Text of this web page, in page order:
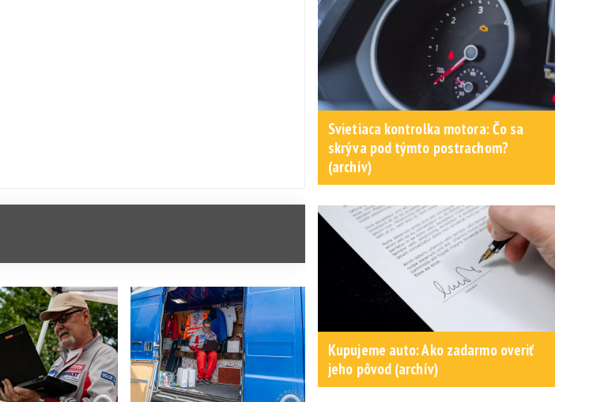
Svietiaca kontrolka motora: Čo sa
skrýva pod týmto postrachom?
(archív)
Kupujeme auto: Ako zadarmo overiť
jeho pôvod (archív)